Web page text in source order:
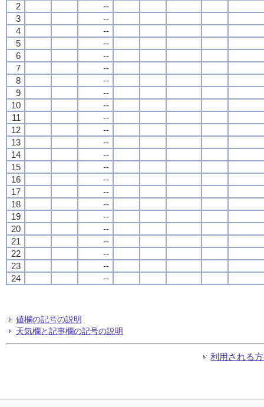
2
--
3
--
4
--
5
--
6
--
7
--
8
--
9
--
10
--
11
--
12
--
13
--
14
--
15
--
16
--
17
--
18
--
19
--
20
--
21
--
22
--
23
--
24
--
値欄の記号の説明
天気欄と記事欄の記号の説明
利用される